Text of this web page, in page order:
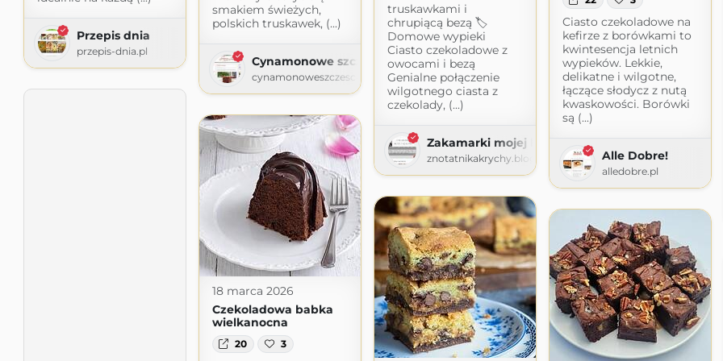
Przepis dnia
przepis-dnia.pl
smakiem świeżych,
polskich truskawek, (...)
Cynamonowe szczescie
cynamonoweszczescie.blogspot.com
truskawkami i
chrupiącą bezą 🏷
Domowe wypieki
Ciasto czekoladowe z
owocami i bezą
Genialne połączenie
wilgotnego ciasta z
czekolady, (...)
Zakamarki mojej kuchni
znotatnikakrychy.blogspot.com
Ciasto czekoladowe na
kefirze z borówkami to
kwintesencja letnich
wypieków. Lekkie,
delikatne i wilgotne,
łączące słodycz z nutą
kwaskowości. Borówki
są (...)
Alle Dobre!
alledobre.pl
18 marca 2026
Czekoladowa babka
wielkanocna
20 3